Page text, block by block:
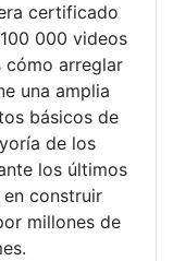
certificado
000 videos
cómo arreglar
una amplia
básicos de
de los
los últimos
en construir
millones de